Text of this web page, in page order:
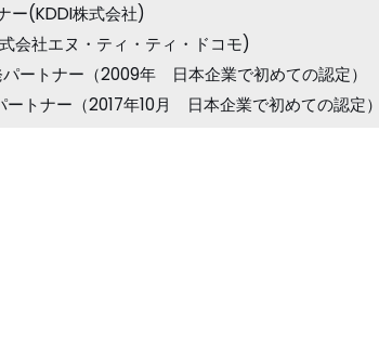
ー(KDDI株式会社)
会社エヌ・ティ・ティ・ドコモ)
ートナー（2009年 日本企業で初めての認定）
トナー（2017年10月 日本企業で初めての認定